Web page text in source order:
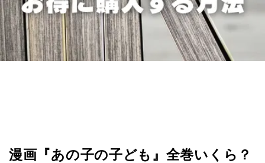
漫画『あの子の子ども』全巻いくら？